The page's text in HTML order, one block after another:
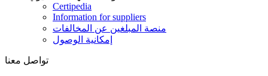
Certipedia
Information for suppliers
منصة المبلغين عن المخالفات
إمكانية الوصول
تواصل معنا